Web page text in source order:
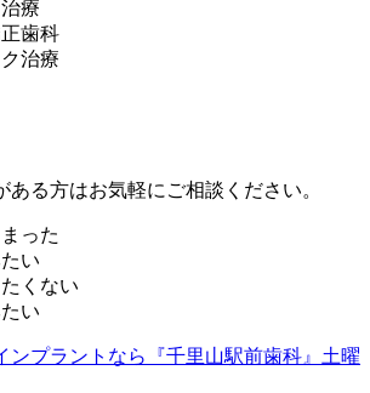
療
歯科
治療
ある方はお気軽にご相談ください。
った
い
くない
い